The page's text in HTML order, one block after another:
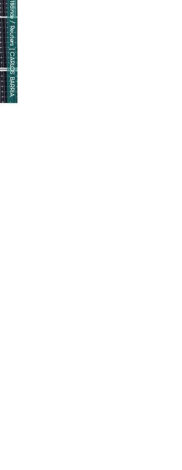
picture alliance / Reuters | CARLOS BARRIA